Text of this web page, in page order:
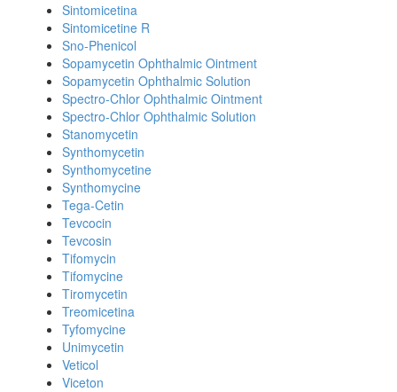
Sintomicetina
Sintomicetine R
Sno-Phenicol
Sopamycetin Ophthalmic Ointment
Sopamycetin Ophthalmic Solution
Spectro-Chlor Ophthalmic Ointment
Spectro-Chlor Ophthalmic Solution
Stanomycetin
Synthomycetin
Synthomycetine
Synthomycine
Tega-Cetin
Tevcocin
Tevcosin
Tifomycin
Tifomycine
Tiromycetin
Treomicetina
Tyfomycine
Unimycetin
Veticol
Viceton